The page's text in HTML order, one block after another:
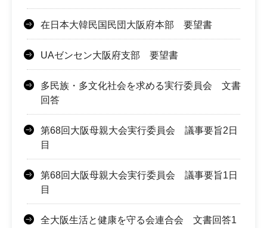
在日本大韓民国民団大阪府本部 要望書
UAゼンセン大阪府支部 要望書
多民族・多文化社会を求める実行委員会 文書
回答
第68回大阪母親大会実行委員会 議事要旨2日
目
第68回大阪母親大会実行委員会 議事要旨1日
目
全大阪生活と健康を守る会連合会 文書回答1